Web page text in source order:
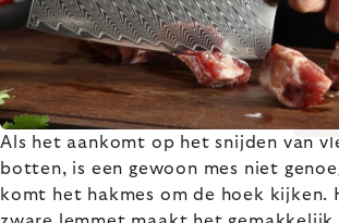
Als het aankomt op het snijden van
botten, is een gewoon mes niet
komt het hakmes om de hoek kijken.